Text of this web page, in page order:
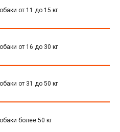
от 11 до 15 кг
от 16 до 30 кг
от 31 до 50 кг
более 50 кг